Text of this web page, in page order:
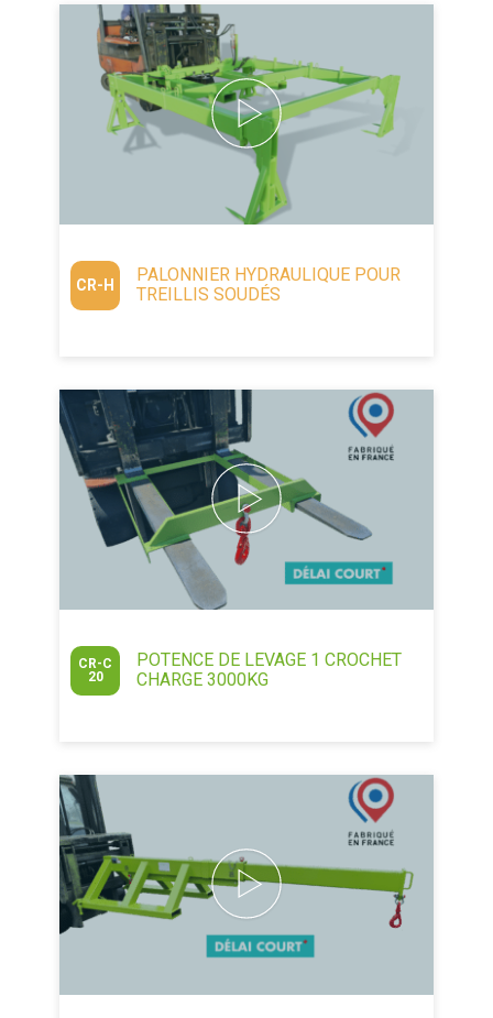
CR-H
PALONNIER HYDRAULIQUE POUR
TREILLIS SOUDÉS
CR-C
20
POTENCE DE LEVAGE 1 CROCHET
CHARGE 3000KG